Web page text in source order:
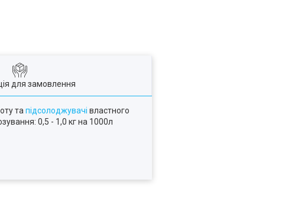
для замовлення
та підсолоджувачі властного
0,5 - 1,0 кг на 1000л